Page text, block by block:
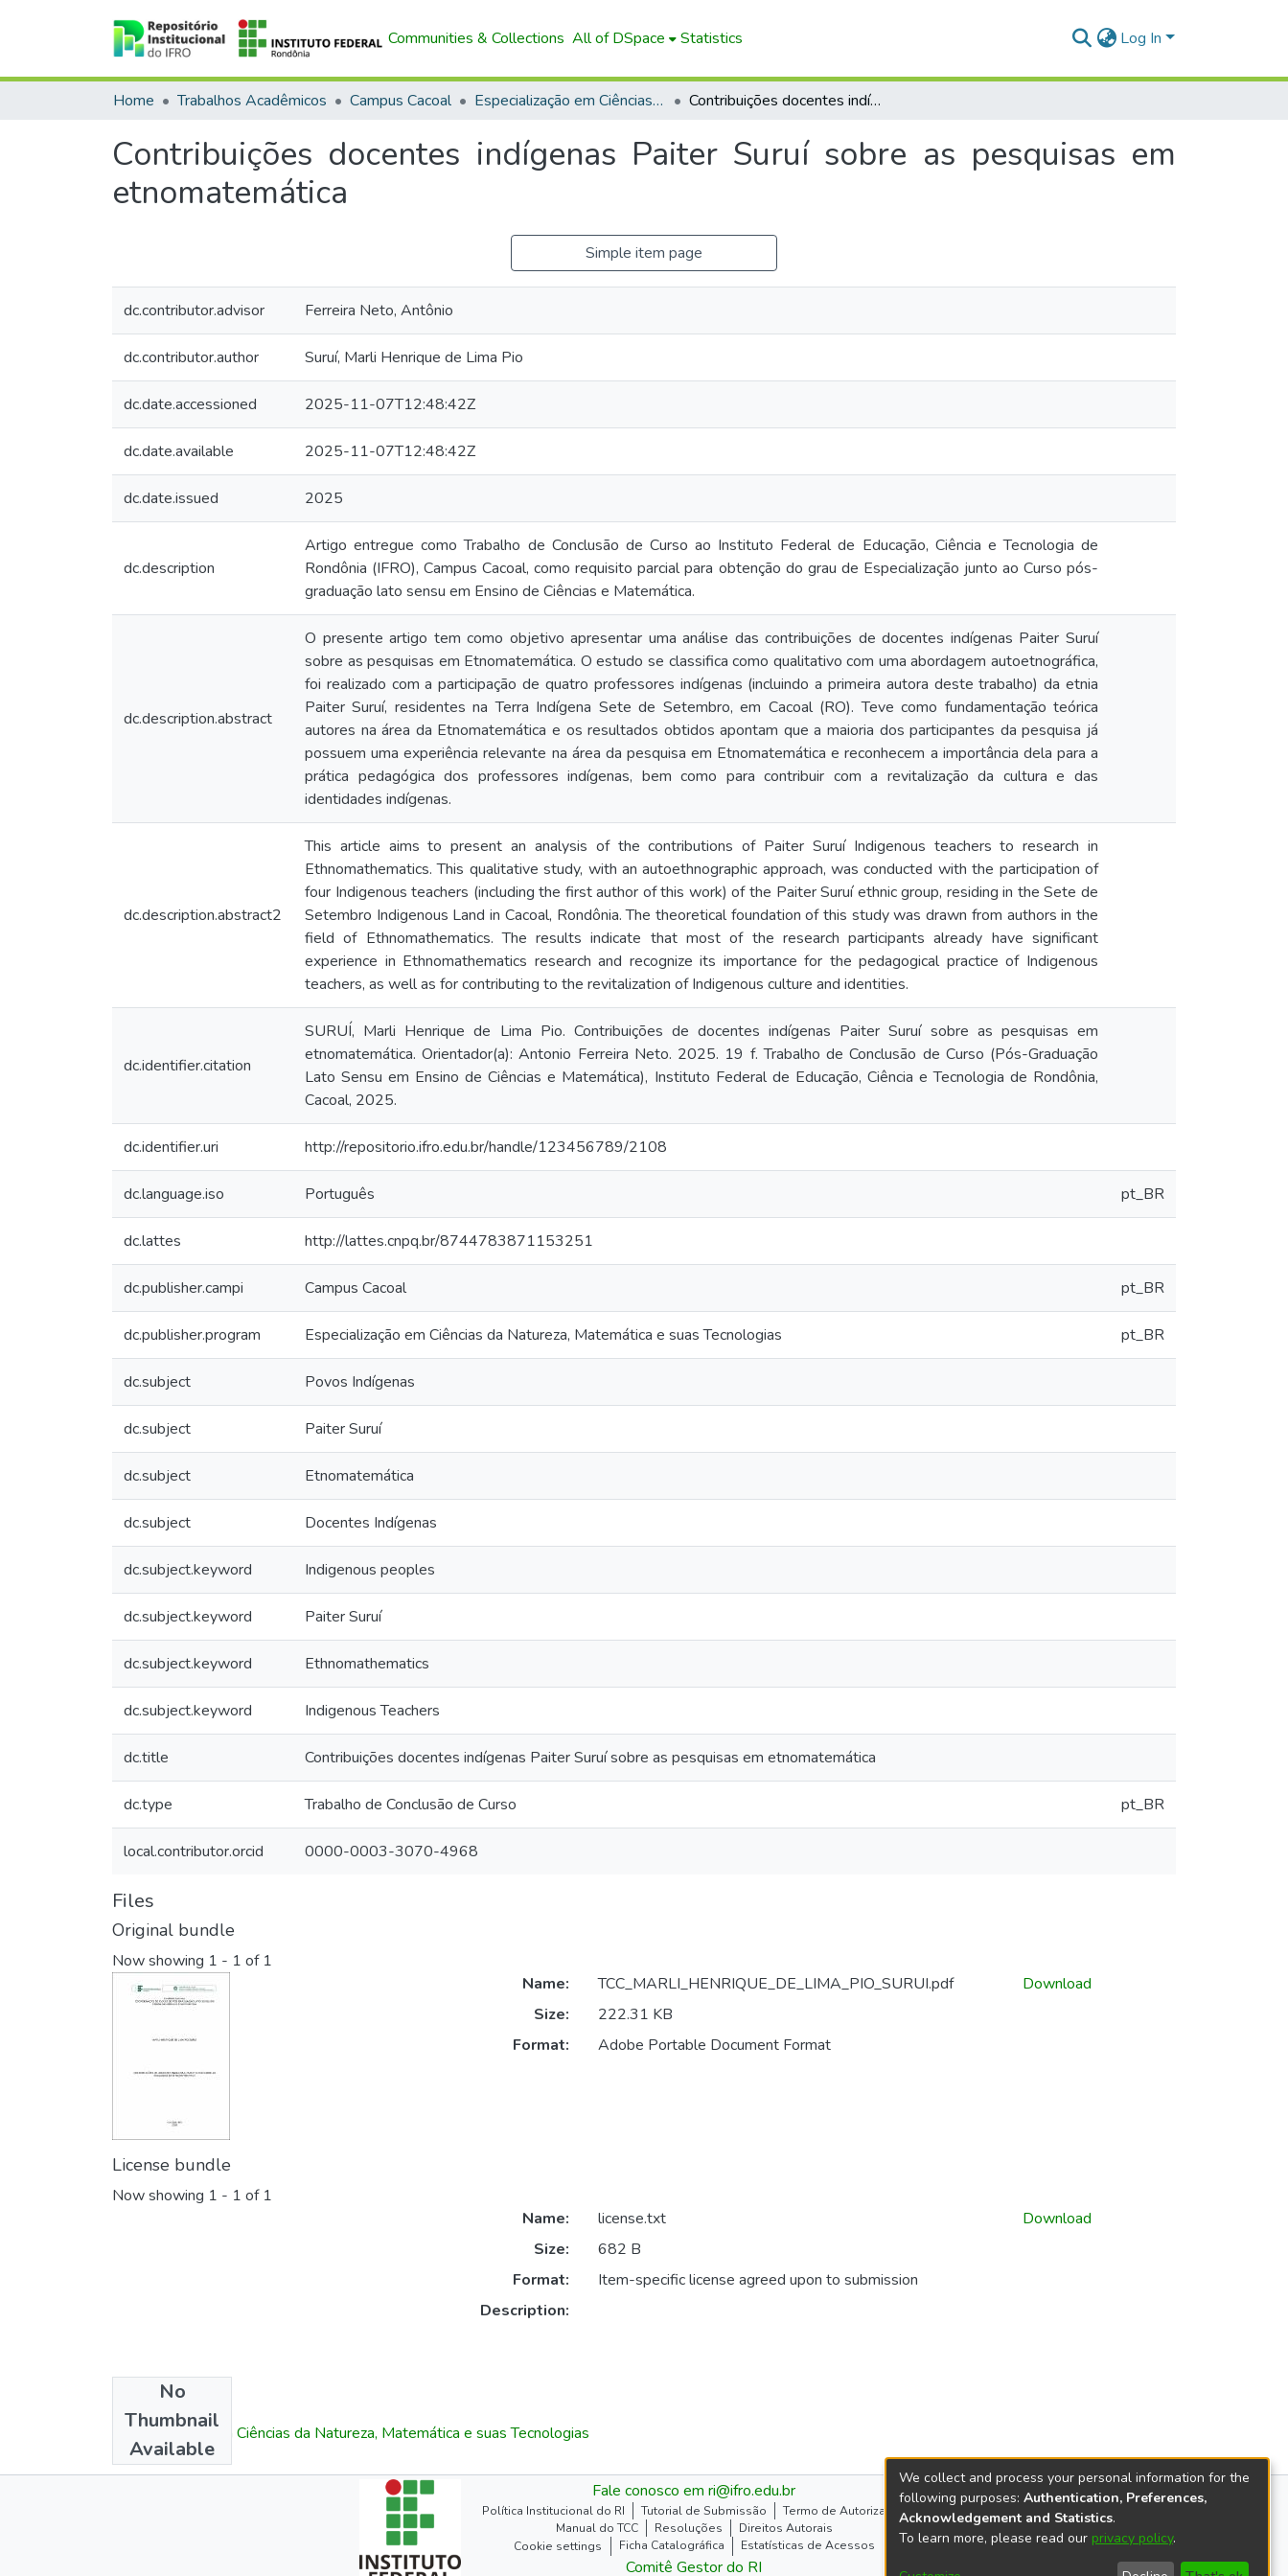
Communities & Collections All of DSpace Statistics Log In
Home Trabalhos Acadêmicos Campus Cacoal Especialização em Ciências da Natureza, Matemática e suas Tecnologias Contribuições docentes indígenas Paiter Suruí sobre as pesquisas em etnomatemática
Contribuições docentes indígenas Paiter Suruí sobre as pesquisas em
etnomatemática
Simple item page
dc.contributor.advisor Ferreira Neto, Antônio
dc.contributor.author Suruí, Marli Henrique de Lima Pio
dc.date.accessioned 2025-11-07T12:48:42Z
dc.date.available 2025-11-07T12:48:42Z
dc.date.issued 2025
dc.description
Artigo entregue como Trabalho de Conclusão de Curso ao Instituto Federal de Educação, Ciência e Tecnologia de
Rondônia (IFRO), Campus Cacoal, como requisito parcial para obtenção do grau de Especialização junto ao Curso pós-
graduação lato sensu em Ensino de Ciências e Matemática.
dc.description.abstract
O presente artigo tem como objetivo apresentar uma análise das contribuições de docentes indígenas Paiter Suruí
sobre as pesquisas em Etnomatemática. O estudo se classifica como qualitativo com uma abordagem autoetnográfica,
foi realizado com a participação de quatro professores indígenas (incluindo a primeira autora deste trabalho) da etnia
Paiter Suruí, residentes na Terra Indígena Sete de Setembro, em Cacoal (RO). Teve como fundamentação teórica
autores na área da Etnomatemática e os resultados obtidos apontam que a maioria dos participantes da pesquisa já
possuem uma experiência relevante na área da pesquisa em Etnomatemática e reconhecem a importância dela para a
prática pedagógica dos professores indígenas, bem como para contribuir com a revitalização da cultura e das
identidades indígenas.
dc.description.abstract2
This article aims to present an analysis of the contributions of Paiter Suruí Indigenous teachers to research in
Ethnomathematics. This qualitative study, with an autoethnographic approach, was conducted with the participation of
four Indigenous teachers (including the first author of this work) of the Paiter Suruí ethnic group, residing in the Sete de
Setembro Indigenous Land in Cacoal, Rondônia. The theoretical foundation of this study was drawn from authors in the
field of Ethnomathematics. The results indicate that most of the research participants already have significant
experience in Ethnomathematics research and recognize its importance for the pedagogical practice of Indigenous
teachers, as well as for contributing to the revitalization of Indigenous culture and identities.
dc.identifier.citation
SURUÍ, Marli Henrique de Lima Pio. Contribuições de docentes indígenas Paiter Suruí sobre as pesquisas em
etnomatemática. Orientador(a): Antonio Ferreira Neto. 2025. 19 f. Trabalho de Conclusão de Curso (Pós-Graduação
Lato Sensu em Ensino de Ciências e Matemática), Instituto Federal de Educação, Ciência e Tecnologia de Rondônia,
Cacoal, 2025.
dc.identifier.uri http://repositorio.ifro.edu.br/handle/123456789/2108
dc.language.iso Português pt_BR
dc.lattes http://lattes.cnpq.br/8744783871153251
dc.publisher.campi Campus Cacoal pt_BR
dc.publisher.program Especialização em Ciências da Natureza, Matemática e suas Tecnologias pt_BR
dc.subject Povos Indígenas
dc.subject Paiter Suruí
dc.subject Etnomatemática
dc.subject Docentes Indígenas
dc.subject.keyword Indigenous peoples
dc.subject.keyword Paiter Suruí
dc.subject.keyword Ethnomathematics
dc.subject.keyword Indigenous Teachers
dc.title Contribuições docentes indígenas Paiter Suruí sobre as pesquisas em etnomatemática
dc.type Trabalho de Conclusão de Curso pt_BR
local.contributor.orcid 0000-0003-3070-4968
Files
Original bundle
Now showing 1 - 1 of 1
Name:
TCC_MARLI_HENRIQUE_DE_LIMA_PIO_SURUI.pdf
Size:
222.31 KB
Format:
Adobe Portable Document Format
Download
License bundle
Now showing 1 - 1 of 1
No
Thumbnail
Available
Name:
license.txt
Size:
682 B
Format:
Item-specific license agreed upon to submission
Description:
Download
Collections
Especialização em Ciências da Natureza, Matemática e suas Tecnologias
Fale conosco em ri@ifro.edu.br
Política Institucional do RI Tutorial de Submissão
Termo de Autorização
Manual do TCC
Resoluções
Direitos Autorais
Cookie settings
Ficha Catalográfica Estatísticas de Acessos
Comitê Gestor do RI
We collect and process your personal information for the
following purposes: Authentication, Preferences,
Acknowledgement and Statistics.
To learn more, please read our privacy policy.